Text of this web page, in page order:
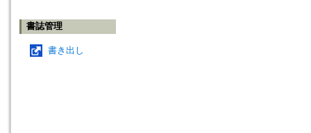
書誌管理
書き出し